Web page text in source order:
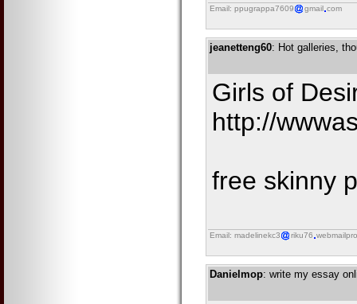
Email: ppugrappa7609 gmail com
jeanetteng60: Hot galleries,
Girls of
http://
free skinny
Email: madelinekc3 riku76 webmailpro
Danielmop: write my essay